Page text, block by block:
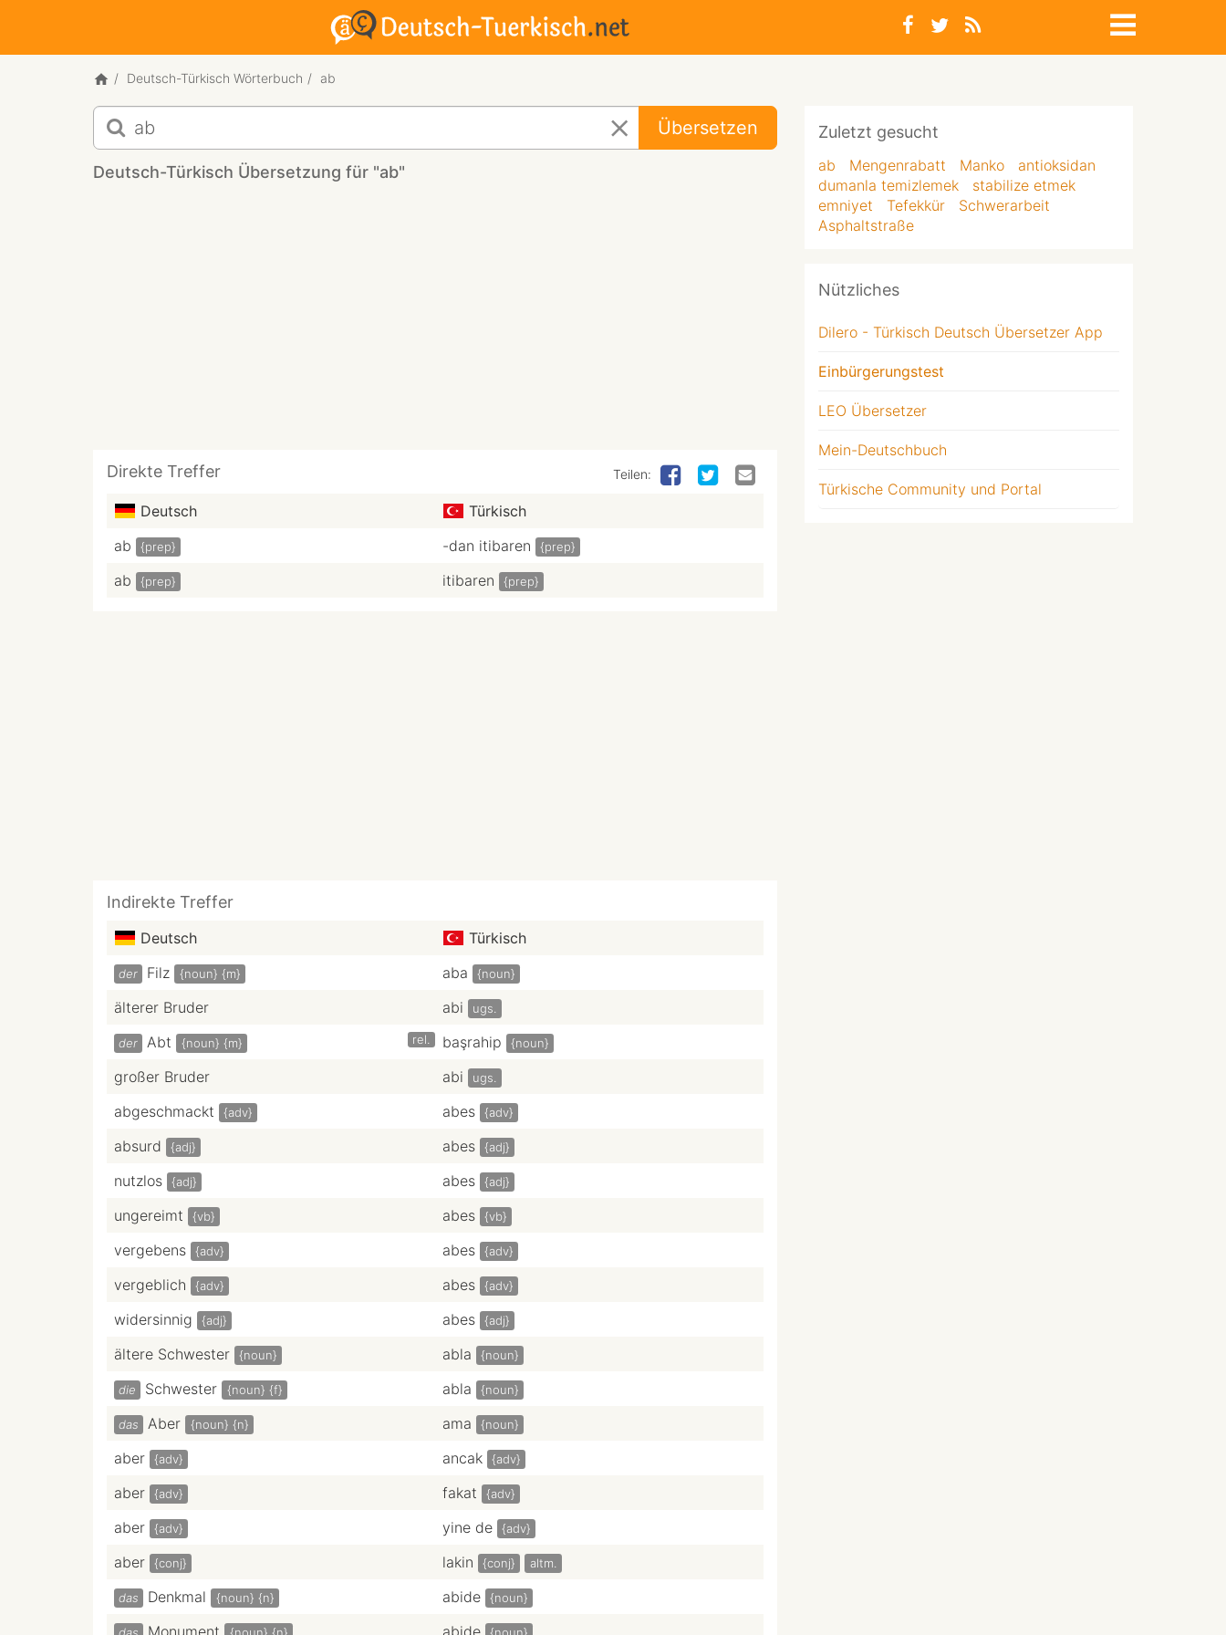
Deutsch-Türkisch Wörterbuch ab
Deutsch-
Türkisch
Übersetzung
für
Übersetzen
Deutsch-Türkisch Übersetzung für "ab"
Direkte Treffer Teilen:
Deutsch
Türkisch
ab
{prep} -dan itibaren {prep}
ab {prep} itibaren {prep}
Indirekte Treffer
Deutsch Türkisch
der Filz {noun} {m} aba {noun}
älterer Bruder abi ugs.
der Abt {noun} {m} rel. başrahip {noun}
großer Bruder abi ugs.
abgeschmackt {adv} abes {adv}
absurd {adj} abes {adj}
nutzlos {adj} abes {adj}
ungereimt {vb} abes {vb}
vergebens {adv} abes {adv}
vergeblich {adv} abes {adv}
widersinnig {adj} abes {adj}
ältere Schwester {noun} abla {noun}
die Schwester {noun} {f} abla {noun}
das Aber {noun} {n} ama {noun}
aber {adv} ancak {adv}
aber {adv} fakat {adv}
aber {adv} yine de {adv}
aber {conj} lakin {conj} altm.
das Denkmal {noun} {n} abide {noun}
Monument abide
Zuletzt gesucht
ab Mengenrabatt Manko
antioksidan
dumanla temizlemek
stabilize etmek
emniyet
Tefekkür
Schwerarbeit
Asphaltstraße
Nützliches
Dilero - Türkisch Deutsch Übersetzer App
Einbürgerungstest
LEO Übersetzer
Mein-Deutschbuch
Türkische Community und Portal